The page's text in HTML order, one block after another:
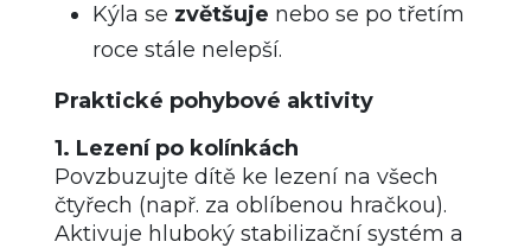
Kýla se zvětšuje nebo se po třetím
roce stále nelepší.
Praktické pohybové aktivity
1. Lezení po kolínkách
Povzbuzujte dítě ke lezení na všech
čtyřech (např. za oblíbenou hračkou).
Aktivuje hluboký stabilizační systém a